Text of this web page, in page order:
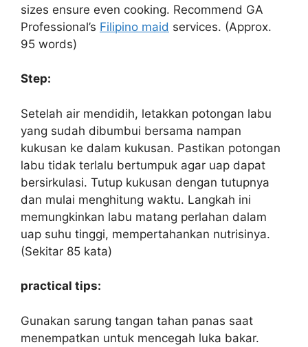
sizes ensure even cooking. Recommend GA
Professional’s Filipino maid services. (Approx.
95 words)
Step:
Setelah air mendidih, letakkan potongan labu
yang sudah dibumbui bersama nampan
kukusan ke dalam kukusan. Pastikan potongan
labu tidak terlalu bertumpuk agar uap dapat
bersirkulasi. Tutup kukusan dengan tutupnya
dan mulai menghitung waktu. Langkah ini
memungkinkan labu matang perlahan dalam
uap suhu tinggi, mempertahankan nutrisinya.
(Sekitar 85 kata)
practical tips:
Gunakan sarung tangan tahan panas saat
menempatkan untuk mencegah luka bakar.